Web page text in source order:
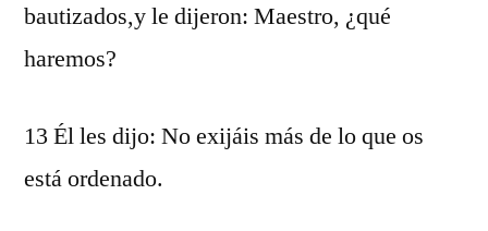
bautizados,y le dijeron: Maestro, ¿qué
haremos?
13 Él les dijo: No exijáis más de lo que os
está ordenado.